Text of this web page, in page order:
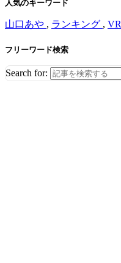
人気のキーワード
山口あや , ランキング , VR
フリーワード検索
Search for: